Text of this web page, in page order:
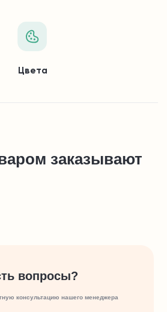
Цвета
заказывают
вопросы?
консультацию нашего менеджера